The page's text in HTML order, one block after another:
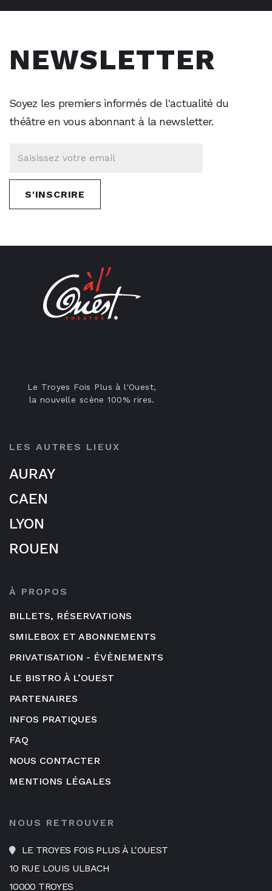
NEWSLETTER
Soyez les premiers informés de l'actualité du
théâtre en vous abonnant à la newsletter.
S'INSCRIRE
Le Troyes Fois Plus à l'Ouest,
la nouvelle scène 100% rires.
LES AUTRES LIEUX
AURAY
CAEN
LYON
ROUEN
À PROPOS
BILLETS, RÉSERVATIONS
SMILEBOX ET ABONNEMENTS
PRIVATISATION - ÉVÈNEMENTS
LE BISTRO À L’OUEST
PARTENAIRES
INFOS PRATIQUES
FAQ
NOUS CONTACTER
MENTIONS LÉGALES
NOUS RETROUVER
LE TROYES FOIS PLUS À L'OUEST
10 RUE LOUIS ULBACH
10000 TROYES